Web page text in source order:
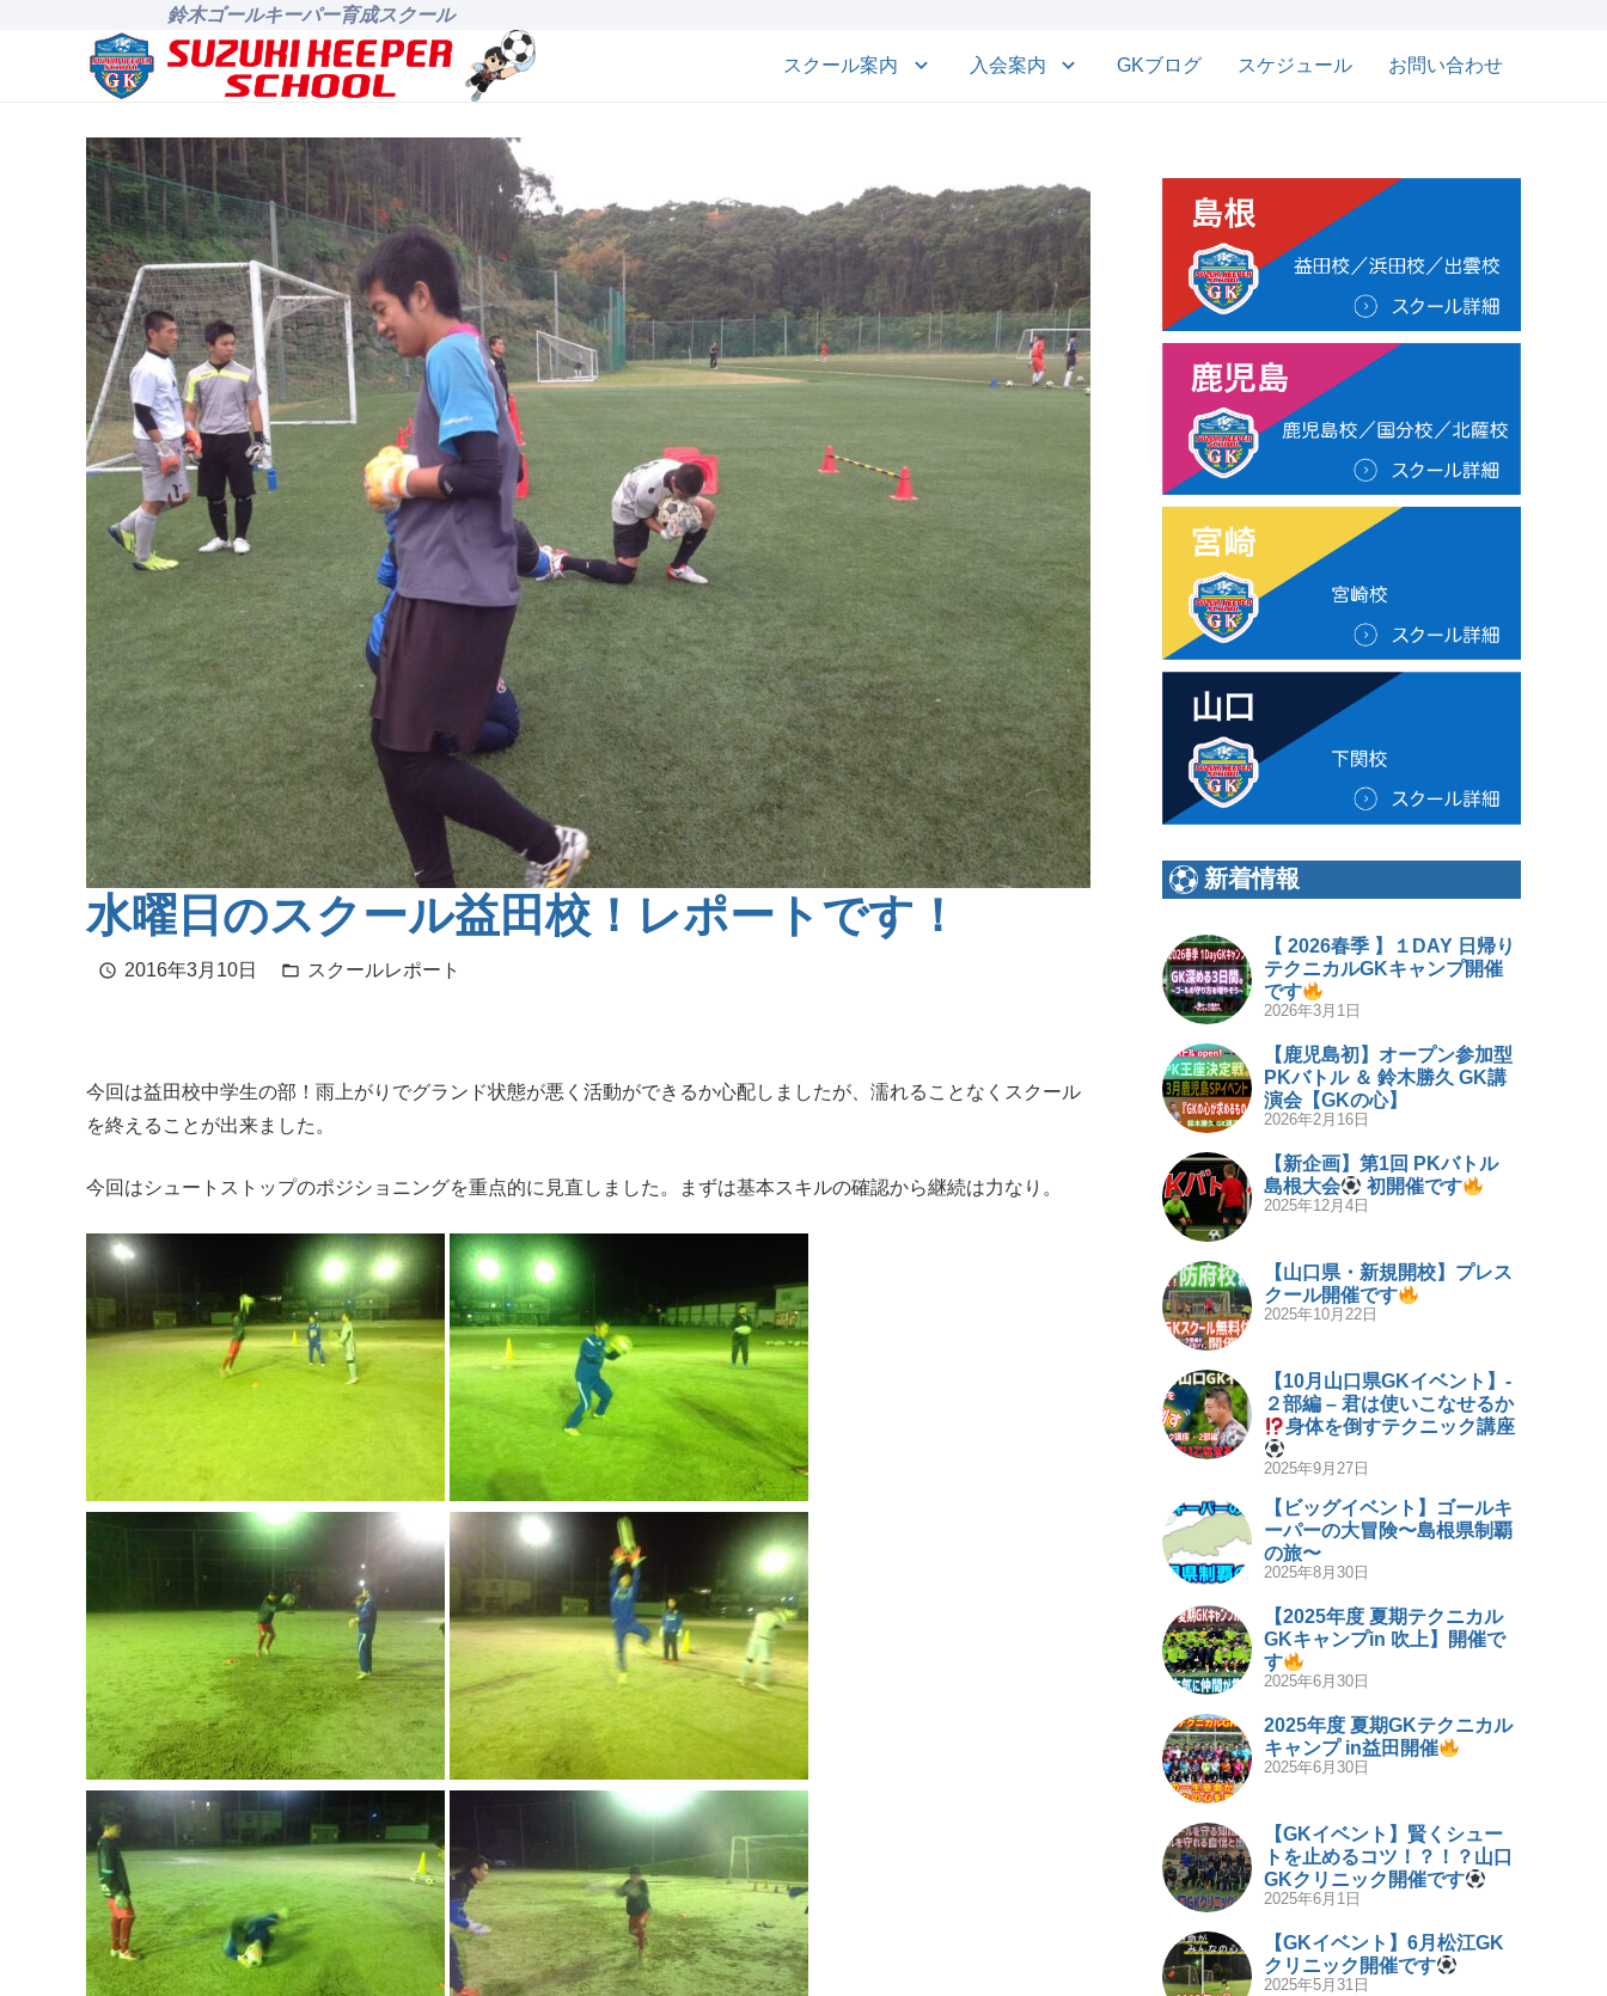
鈴木ゴールキーパー育成スクール
スクール案内 入会案内 GKブログ スケジュール お問い合わせ
水曜日のスクール益田校！レポートです！
schedule 2016年3月10日 folder_open スクールレポート
今回は益田校中学生の部！雨上がりでグランド状態が悪く活動ができるか心配しましたが、濡れることなくスクール
を終えることが出来ました。
今回はシュートストップのポジショニングを重点的に見直しました。まずは基本スキルの確認から継続は力なり。
新着情報
【 2026春季 】１DAY 日帰り
テクニカルGKキャンプ開催
です
2026年3月1日
【鹿児島初】オープン参加型
PKバトル ＆ 鈴木勝久 GK講
演会【GKの心】
2026年2月16日
【新企画】第1回 PKバトル
島根大会
初開催です
2025年12月4日
【山口県・新規開校】プレス
クール開催です
2025年10月22日
【10月山口県GKイベント】-
２部編 – 君は使いこなせるか
身体を倒すテクニック講座
2025年9月27日
【ビッグイベント】ゴールキ
ーパーの大冒険〜島根県制覇
の旅〜
2025年8月30日
【2025年度 夏期テクニカル
GKキャンプin 吹上】開催で
す
2025年6月30日
2025年度 夏期GKテクニカル
キャンプ in益田開催
2025年6月30日
【GKイベント】賢くシュー
トを止めるコツ！？！？山口
GKクリニック開催です
2025年6月1日
【GKイベント】6月松江GK
クリニック開催です
2025年5月31日